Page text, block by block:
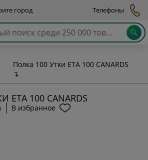
город Телефоны
Полка 100 Утки ETA 100 CANARDS
↴
ETA 100 CANARDS
В избранное